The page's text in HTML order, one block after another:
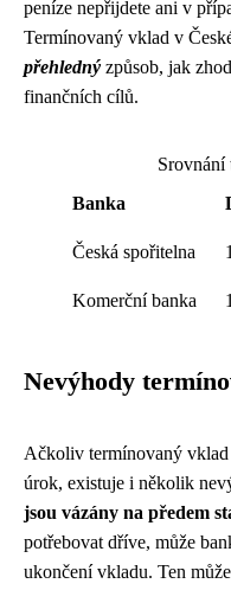
peníze nepřijdete ani v
Termínovaný vklad v
přehledný způsob, jak
finančních cílů.
Srovnání
Banka
Česká spořitelna
Komerční banka
Nevýhody
Ačkoliv termínovaný vklad
úrok, existuje i několik
jsou vázány na předem
potřebovat dříve, může
ukončení vkladu. Ten